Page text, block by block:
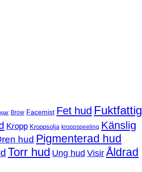
Brow Facemist Fet hud Fuktfattig
Kropp Kroppsolja kroppspeeling Känslig
hud Pigmenterad hud
Torr hud Ung hud VisirÅldrad